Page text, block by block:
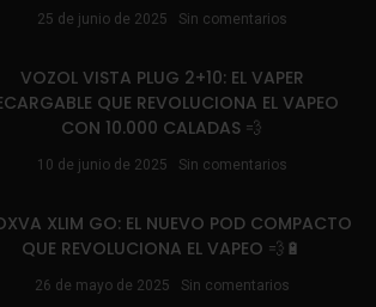
25 de junio de 2025 Sin comentarios
VOZOL VISTA PLUG 2+10: EL VAPER
QUE REVOLUCIONA EL VAPEO
CON 10.000 CALADAS 💨
10 de junio de 2025 Sin comentarios
XLIM GO: EL NUEVO POD COMPACTO
QUE REVOLUCIONA EL VAPEO 💨🔋
26 de mayo de 2025 Sin comentarios